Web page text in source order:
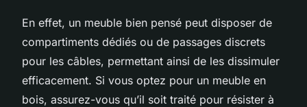
En effet, un meuble bien pensé peut disposer de
compartiments dédiés ou de passages discrets
pour les câbles, permettant ainsi de les dissimuler
efficacement. Si vous optez pour un meuble en
bois, assurez-vous qu’il soit traité pour résister à